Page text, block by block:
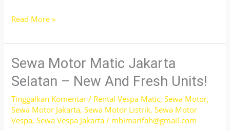
Sewa
Jakarta
Barat
Harian
&
Bulanan
–
Read More »
Sewa Motor Matic Jakarta
Selatan – New And Fresh Units!
Tinggalkan Komentar / Rental Vespa Matic,Sewa Motor,
Sewa Motor Jakarta,Sewa Motor Listrik,Sewa Motor
Vespa,Sewa Vespa Jakarta / mbimarifah@gmail.com